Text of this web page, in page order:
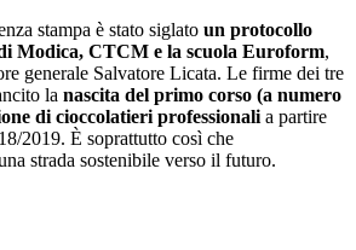
stampa è stato siglato un protocollo
Modica, CTCM e la scuola Euroform,
generale Salvatore Licata. Le firme dei tre
la nascita del primo corso (a numero
di cioccolatieri professionali a partire
2019. È soprattutto così che
strada sostenibile verso il futuro.